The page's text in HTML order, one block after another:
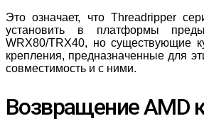
Это означает, что Threadripper
установить в платформы
WRX80/TRX40, но существующие
крепления, предназначенные для
совместимость и с ними.
Возвращение AMD